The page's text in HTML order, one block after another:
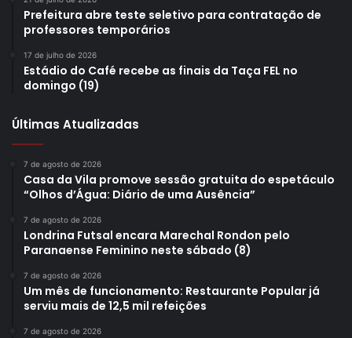
Prefeitura abre teste seletivo para contratação de
professores temporários
17 de julho de 2026
Estádio do Café recebe as finais da Taça FEL no
domingo (19)
Últimas Atualizadas
7 de agosto de 2026
Casa da Vila promove sessão gratuita do espetáculo
“Olhos d’Água: Diário de uma Ausência”
7 de agosto de 2026
Londrina Futsal encara Marechal Rondon pelo
Paranaense Feminino neste sábado (8)
7 de agosto de 2026
Um mês de funcionamento: Restaurante Popular já
serviu mais de 12,5 mil refeições
7 de agosto de 2026